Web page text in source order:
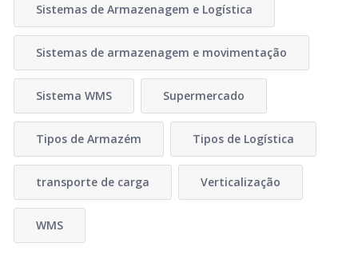
Sistemas de Armazenagem e Logística
Sistemas de armazenagem e movimentação
Sistema WMS Supermercado
Tipos de Armazém Tipos de Logística
transporte de carga Verticalização
WMS